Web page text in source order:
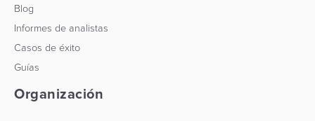
Blog
Informes de analistas
Casos de éxito
Guías
Organización